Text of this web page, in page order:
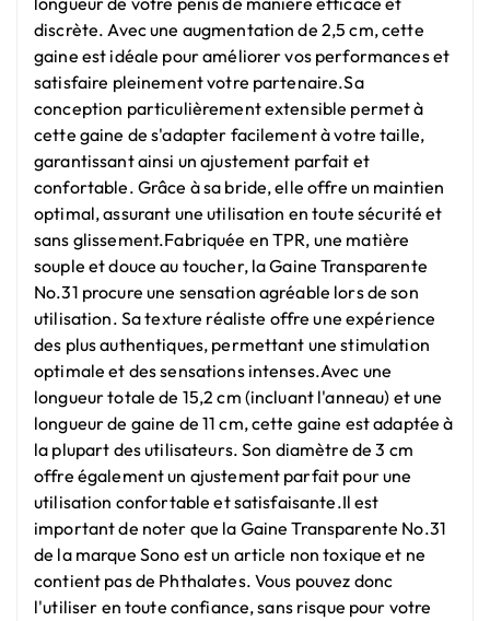
discrète. Avec une augmentation de 2,5 cm, cette
gaine est idéale pour améliorer vos performances et
satisfaire pleinement votre partenaire.Sa
conception particulièrement extensible permet à
cette gaine de s'adapter facilement à votre taille,
garantissant ainsi un ajustement parfait et
confortable. Grâce à sa bride, elle offre un maintien
optimal, assurant une utilisation en toute sécurité et
sans glissement.Fabriquée en TPR, une matière
souple et douce au toucher, la Gaine Transparente
No.31 procure une sensation agréable lors de son
utilisation. Sa texture réaliste offre une expérience
des plus authentiques, permettant une stimulation
optimale et des sensations intenses.Avec une
longueur totale de 15,2 cm (incluant l'anneau) et une
longueur de gaine de 11 cm, cette gaine est adaptée à
la plupart des utilisateurs. Son diamètre de 3 cm
offre également un ajustement parfait pour une
utilisation confortable et satisfaisante.Il est
important de noter que la Gaine Transparente No.31
de la marque Sono est un article non toxique et ne
contient pas de Phthalates. Vous pouvez donc
l'utiliser en toute confiance, sans risque pour votre